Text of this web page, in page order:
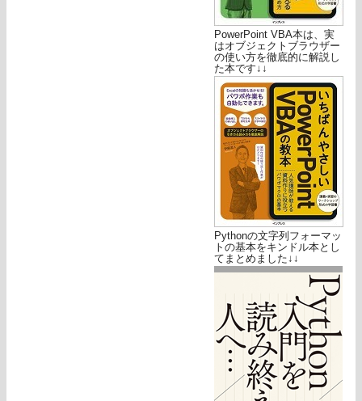
PowerPoint VBA本は、実
はオブジェクトブラウザー
の使い方を徹底的に解説し
た本です↓↓
Pythonの文字列フォーマッ
トの基本をキンドル本とし
てまとめました↓↓